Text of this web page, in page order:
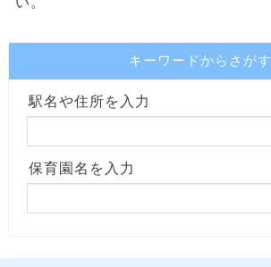
キーワードからさがす
駅名や住所を入力
保育園名を入力